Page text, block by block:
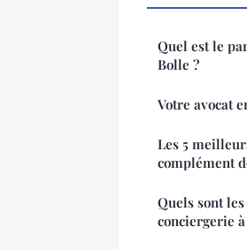
Quel est le
Bolle ?
Votre avocat
Les 5
complément
Quels sont
conciergerie